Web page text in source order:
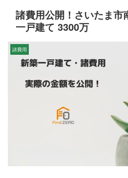
諸費用公開！さいたま市
一戸建て 3300万
諸費用